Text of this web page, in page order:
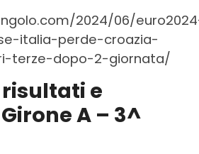
2024/06/
italia-perde-croazia-
terze-dopo-2-giornata/
risultati e
A – 3^